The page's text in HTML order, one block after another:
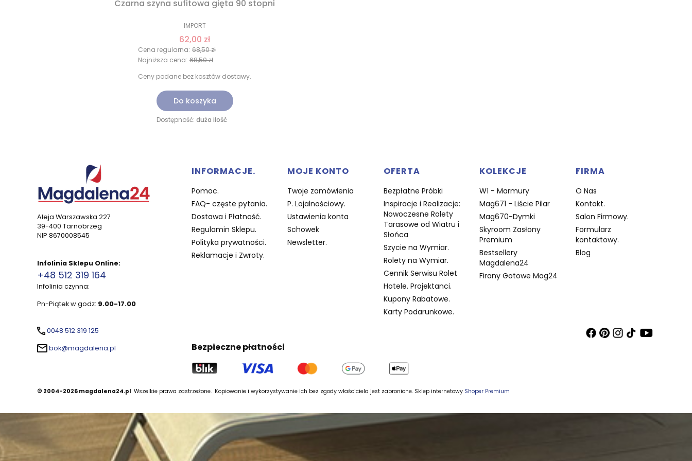
Czarna szyna sufitowa gięta 90 stopni
IMPORT
62,00 zł
Cena regularna: 68,50 zł
Najniższa cena: 68,50 zł
Ceny podane bez kosztów dostawy.
Do koszyka
Dostępność: duża ilość
Aleja Warszawska 227
39-400 Tarnobrzeg
NIP 8670008545
Infolinia Sklepu Online:
+48 512 319 164
Infolinia czynna:
Pn-Piątek w godz: 9.00-17.00
0048 512 319 125
bok@magdalena.pl
Linki w stopce
INFORMACJE.
Pomoc.
FAQ- częste pytania.
Dostawa i Płatność.
Regulamin Sklepu.
Polityka prywatności.
Reklamacje i Zwroty.
MOJE KONTO
Twoje zamówienia
P. Lojalnościowy.
Ustawienia konta
Schowek
Newsletter.
OFERTA
Bezpłatne Próbki
Inspiracje i Realizacje:
Nowoczesne Rolety
Tarasowe od Wiatru i
Słońca
Szycie na Wymiar.
Rolety na Wymiar.
Cennik Serwisu Rolet
Hotele. Projektanci.
Kupony Rabatowe.
Karty Podarunkowe.
KOLEKCJE
W1 - Marmury
Mag671 - Liście Pilar
Mag670-Dymki
Skyroom Zasłony
Premium
Bestsellery
Magdalena24
Firany Gotowe Mag24
FIRMA
O Nas
Kontakt.
Salon Firmowy.
Formularz
kontaktowy.
Blog
Bezpieczne płatności
© 2004-2026 magdalena24.pl Wszelkie prawa zastrzeżone. Kopiowanie i wykorzystywanie ich bez zgody właściciela jest zabronione. Sklep internetowy Shoper Premium